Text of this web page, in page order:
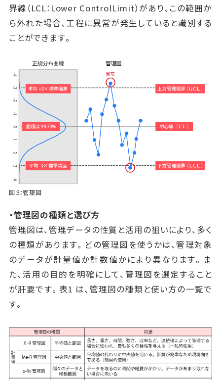
界線（LCL：Lower ControlLimit）があり、この範囲か
ら外れた場合、工程に異常が発生していると識別する
ことができます。
図３：管理図
・管理図の種類と選び方
管理図は、管理データの性質と活用の狙いにより、多く
の種類があります。どの管理図を使うかは、管理対象
のデータが計量値か計数値かにより異なります。ま
た、活用の目的を明確にして、管理図を選定すること
が肝要です。表1 は、管理図の種類と使い方の一覧で
す。